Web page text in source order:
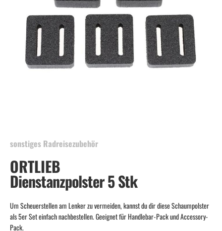
beginning
the
images
gallery
sonstiges Radreisezubehör
Dienstanzpolster 5 Stk
ORTLIEB
Um Scheuerstellen am Lenker zu vermeiden, kannst du dir diese Schaumpolster
als 5er Set einfach nachbestellen. Geeignet für Handlebar-Pack und Accessory-
Pack.